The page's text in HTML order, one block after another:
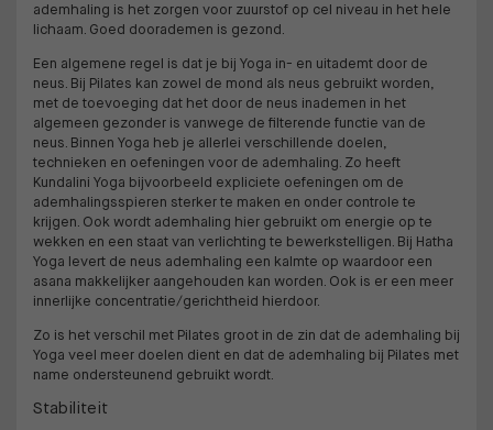
ademhaling is het zorgen voor zuurstof op cel niveau in het hele
lichaam. Goed doorademen is gezond.
Een algemene regel is dat je bij Yoga in- en uitademt door de
neus. Bij Pilates kan zowel de mond als neus gebruikt worden,
met de toevoeging dat het door de neus inademen in het
algemeen gezonder is vanwege de filterende functie van de
neus. Binnen Yoga heb je allerlei verschillende doelen,
technieken en oefeningen voor de ademhaling. Zo heeft
Kundalini Yoga bijvoorbeeld expliciete oefeningen om de
ademhalingsspieren sterker te maken en onder controle te
krijgen. Ook wordt ademhaling hier gebruikt om energie op te
wekken en een staat van verlichting te bewerkstelligen. Bij Hatha
Yoga levert de neus ademhaling een kalmte op waardoor een
asana makkelijker aangehouden kan worden. Ook is er een meer
innerlijke concentratie/gerichtheid hierdoor.
Zo is het verschil met Pilates groot in de zin dat de ademhaling bij
Yoga veel meer doelen dient en dat de ademhaling bij Pilates met
name ondersteunend gebruikt wordt.
Stabiliteit